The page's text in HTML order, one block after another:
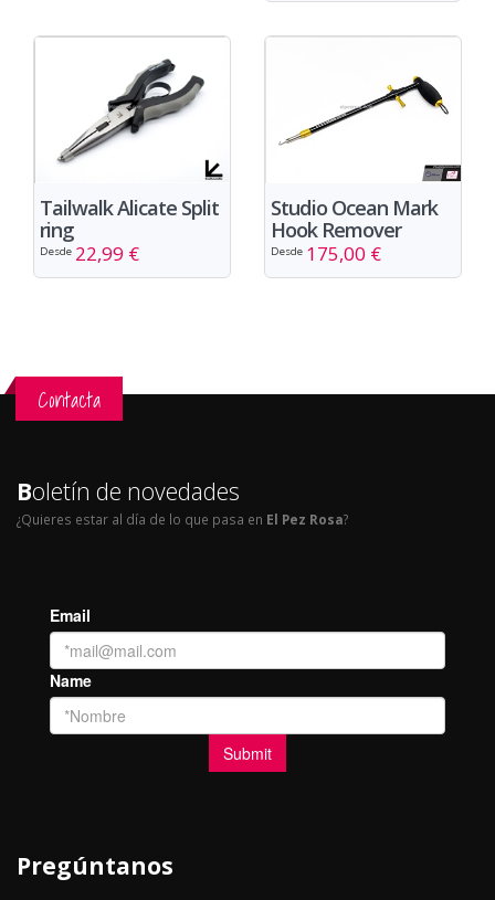
Tailwalk Alicate Split
ring
Desde 22,99 €
Studio Ocean Mark
Hook Remover
Desde 175,00 €
Contacta
Boletín de novedades
¿Quieres estar al día de lo que pasa en El Pez Rosa?
Pregúntanos